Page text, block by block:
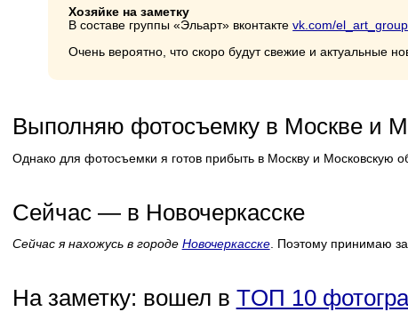
Хозяйке на заметку
В составе группы «Эльарт» вконтактеvk.com/el_art_group
Очень вероятно, что скоро будут свежие и актуальные
Выполняю фотосъемку в Москве и
Однако для фотосъемки я готов прибыть в Москву и Московскую
Сейчас — в Новочеркасске
Сейчас я нахожусь в городе Новочеркасске. Поэтому принимаю
На заметку: вошел в TОП 10